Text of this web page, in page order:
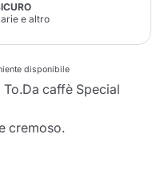
e altro
disponibile
caffè Special
cremoso.